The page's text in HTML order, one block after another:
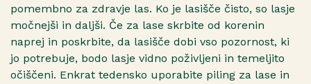
pomembno za zdravje las. Ko je lasišče čisto, so lasje
močnejši in daljši. Če za lase skrbite od korenin
naprej in poskrbite, da lasišče dobi vso pozornost, ki
jo potrebuje, bodo lasje vidno poživljeni in temeljito
očiščeni. Enkrat tedensko uporabite piling za lase in